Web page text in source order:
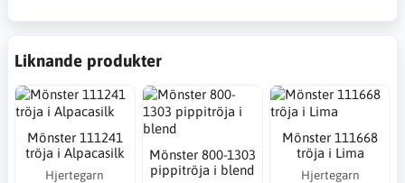
Liknande produkter
Mönster 111241
tröja i Alpacasilk
Hjertegarn
Mönster 800-1303
pippitröja i blend
Mönster 111668
tröja i Lima
Hjertegarn